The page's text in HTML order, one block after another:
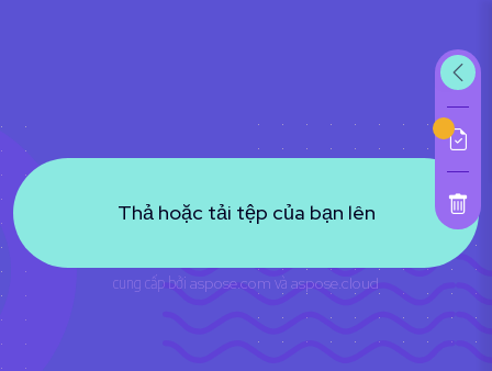
Thả hoặc tải tệp của bạn lên
cung cấp bởi aspose.com và aspose.cloud